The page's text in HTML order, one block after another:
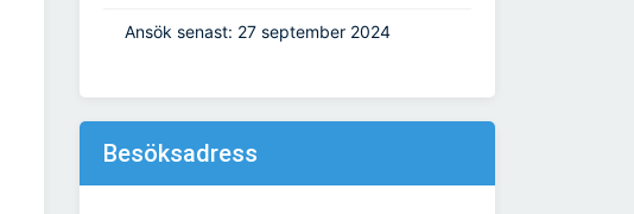
Ansök senast: 27 september 2024
Besöksadress